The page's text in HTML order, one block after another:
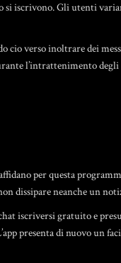
iscrivono. Gli utenti
verso inoltrare dei
l’intrattenimento
per questa
dissipare neanche un
iscriversigratuito e
presenta di nuovo un